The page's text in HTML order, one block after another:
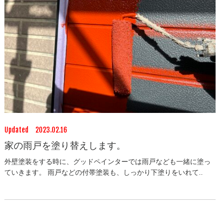
Updated 2023.02.16
家の雨戸を塗り替えします。
外壁塗装をする時に、グッドペインターでは雨戸なども一緒に塗っ
ていきます。 雨戸などの付帯塗装も、しっかり下塗りをいれて..